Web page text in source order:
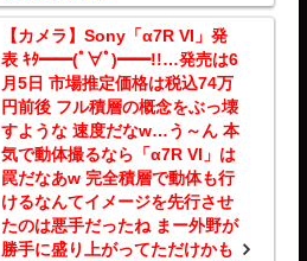
【カメラ】Sony「α7R VI」発
表 ｷﾀ━━(ﾟ∀ﾟ)━━!!…発売は6
月5日 市場推定価格は税込74万
円前後 フル積層の概念をぶっ壊
すような 速度だなw…う～ん 本
気で動体撮るなら「α7R VI」は
罠だなあw 完全積層で動体も行
けるなんてイメージを先行させ
たのは悪手だったね まー外野が
勝手に盛り上がってただけかも